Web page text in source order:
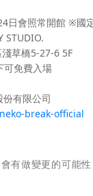
日會照常開館 ※國
STUDIO.
草橋5-27-6 5F
可免費入場
有限公司
break-official
有做變更的可能性